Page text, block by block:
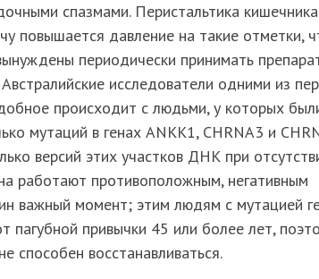
спазмами. Перистальтика кишечника
повышается давление на такие отметки,
периодически принимать
исследователи одними из
происходит с людьми, у которых
мутаций в генах ANKK1, CHRNA3 и
версий этих участков ДНК при
работают противоположным, негативным
важный момент; этим людям с мутацией
пагубной привычки 45 или более лет,
способен восстанавливаться.